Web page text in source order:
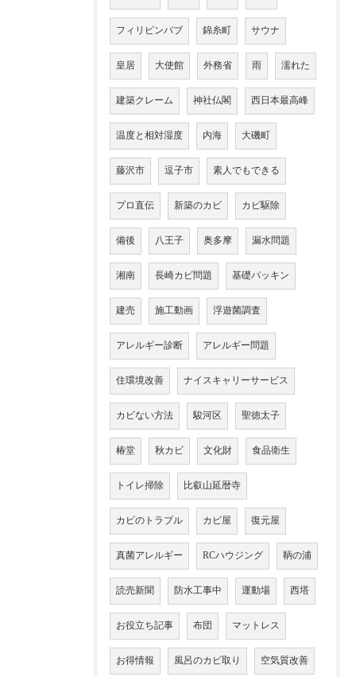
フィリピンパブ 錦糸町 サウナ
皇居 大使館 外務省 雨 濡れた
建築クレーム 神社仏閣 西日本最高峰
温度と相対湿度 内海 大磯町
藤沢市 逗子市 素人でもできる
プロ直伝 新築のカビ カビ駆除
備後 八王子 奥多摩 漏水問題
湘南 長崎カビ問題 基礎パッキン
建売 施工動画 浮遊菌調査
アレルギー診断 アレルギー問題
住環境改善 ナイスキャリーサービス
カビない方法 駿河区 聖徳太子
椿堂 秋カビ 文化財 食品衛生
トイレ掃除 比叡山延暦寺
カビのトラブル カビ屋 復元屋
真菌アレルギー RCハウジング 鞆の浦
読売新聞 防水工事中 運動場 西塔
お役立ち記事 布団 マットレス
お得情報 風呂のカビ取り 空気質改善